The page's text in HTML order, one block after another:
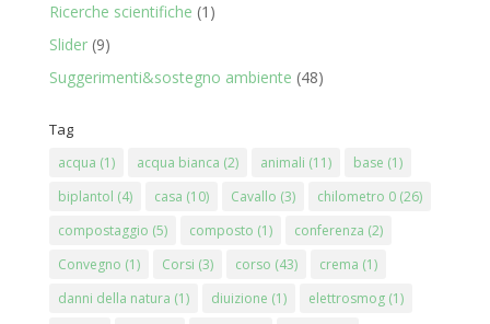
Ricerche scientifiche (1)
Slider(9)
Suggerimenti&sostegno ambiente (48)
Tag
acqua (1) acqua bianca (2) animali (11) base (1)
biplantol (4) casa (10) Cavallo (3) chilometro 0(26)
compostaggio (5) composto (1) conferenza (2)
Convegno (1) Corsi (3) corso (43) crema (1)
danni della natura (1) diuizione (1) elettrosmog(1)